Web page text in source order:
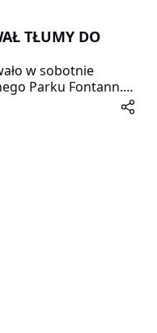
TŁUMY DO
w sobotnie
Parku Fontann.
potańcówka
który Stołeczna